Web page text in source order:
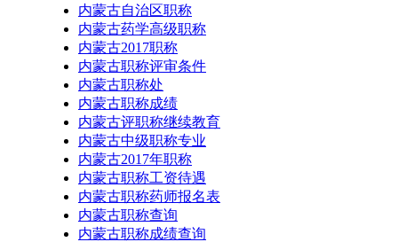
内蒙古自治区职称
内蒙古药学高级职称
内蒙古2017职称
内蒙古职称评审条件
内蒙古职称处
内蒙古职称成绩
内蒙古评职称继续教育
内蒙古中级职称专业
内蒙古2017年职称
内蒙古职称工资待遇
内蒙古职称药师报名表
内蒙古职称查询
内蒙古职称成绩查询